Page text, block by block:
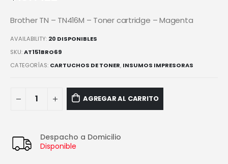
Brother TN – TN416M – Toner cartridge – Magenta
AVAILABILITY: 20 DISPONIBLES
SKU:AT151BRO69
CATEGORÍAS: CARTUCHOS DE TONER, INSUMOS IMPRESORAS
AGREGAR AL CARRITO
Despacho a Domicilio
Disponible